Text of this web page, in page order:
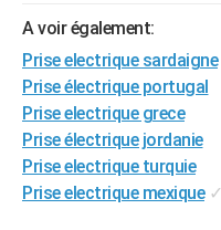
SANTE
Alimentation
Guide de la santé
Maladies
Médicaments
Sommeil
VOYAGE
Destinations
City break
Voyage nature
Voyage de noces
Forum
Climat
+PHOTO
GUIDES D'ACHAT
BONS PLANS
A voir également:
Prise electrique sardaigne
Prise électrique portugal
Prise electrique grece
Prise électrique jordanie
Prise electrique turquie
Prise electrique mexique ✓